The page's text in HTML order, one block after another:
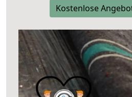
Kostenlose